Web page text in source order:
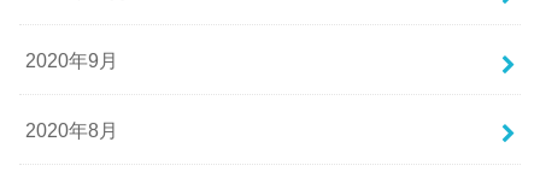
2020年9月
2020年8月